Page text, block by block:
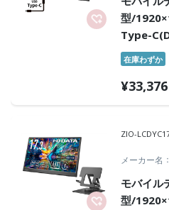
型/
Type-
ブラック/
イズが大
在庫わずか
¥33,376
ZIO-
メーカー名
モバイル
型/